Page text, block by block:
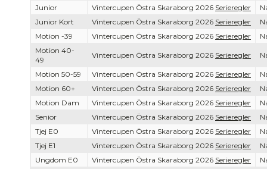
Junior
Vintercupen Östra Skaraborg 2026 Serieregler
Junior Kort
Vintercupen Östra Skaraborg 2026 Serieregler
Motion -39
Vintercupen Östra Skaraborg 2026 Serieregler
Motion 40-
49
Vintercupen Östra Skaraborg 2026 Serieregler
Motion 50-59 Vintercupen Östra Skaraborg 2026 Serieregler
Motion 60+
Vintercupen Östra Skaraborg 2026 Serieregler
Motion Dam
Vintercupen Östra Skaraborg 2026 Serieregler
Senior
Vintercupen Östra Skaraborg 2026 Serieregler
Tjej E0
Vintercupen Östra Skaraborg 2026 Serieregler
Tjej E1
Vintercupen Östra Skaraborg 2026 Serieregler
Ungdom E0
Vintercupen Östra Skaraborg 2026 Serieregler